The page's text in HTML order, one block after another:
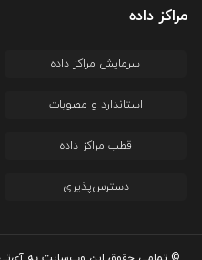
مراکز داده
سرمایش مراکز داده
استاندارد و مصوبات
قطب مراکز داده
دسترس‌پذیری